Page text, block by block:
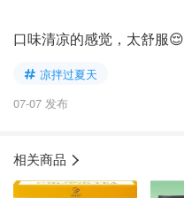
口味清凉的感觉，太舒服😌
凉拌过夏天
07-07 发布
相关商品